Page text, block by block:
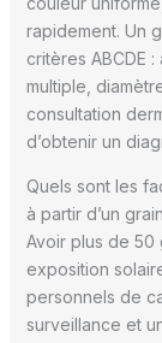
rapidement. Un
critères ABCDE
multiple,
consultation
d’obtenir un
Quels sont les
à partir d’un
Avoir plus de 50
exposition
personnels de
surveillance et